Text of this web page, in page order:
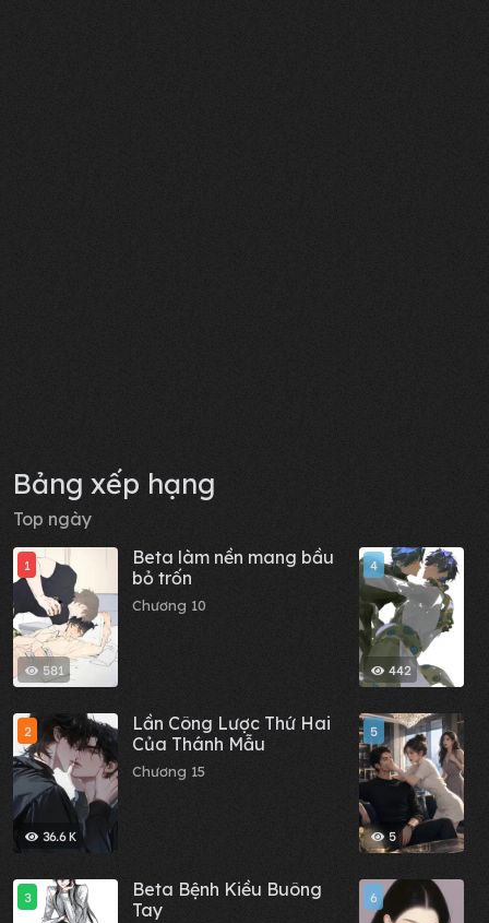
Bảng xếp hạng
Top ngày
581
1
Beta làm nền mang bầu
bỏ trốn
Chương 10
36.6 K
2
Lần Công Lược Thứ Hai
Của Thánh Mẫu
Chương 15
3
Beta Bệnh Kiều Buông
Tay
442
4
5
5
6